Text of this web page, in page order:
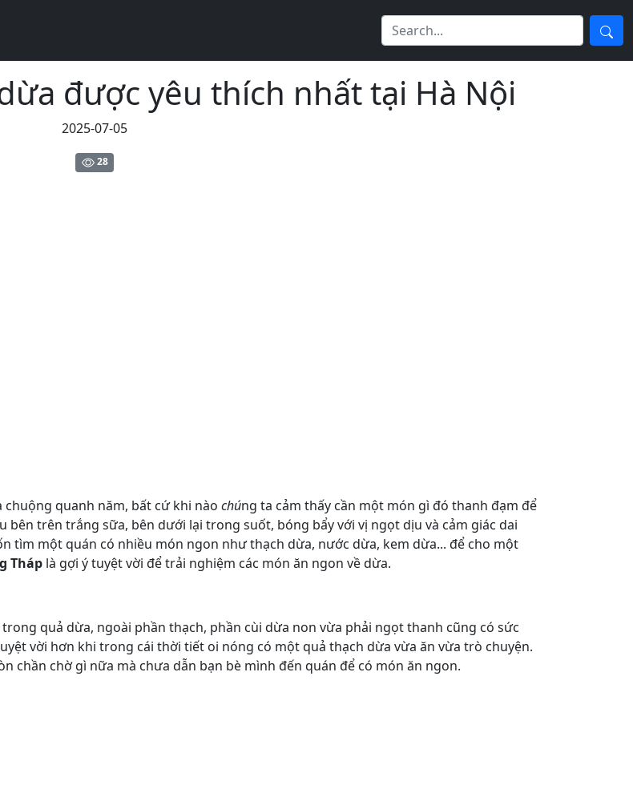
được yêu thích nhất tại Hà Nội
2025-07-05
28
quanh năm, bất cứ khi nào chúng ta cảm thấy cần một món gì đó thanh đạm để
bên trên trắng sữa, bên dưới lại trong suốt, bóng bẩy với vị ngọt dịu và cảm giác dai
tìm một quán có nhiều món ngon như thạch dừa, nước dừa, kem dừa... để cho một
Tháp là gợi ý tuyệt vời để trải nghiệm các món ăn ngon về dừa.
quả dừa, ngoài phần thạch, phần cùi dừa non vừa phải ngọt thanh cũng có sức
vời hơn khi trong cái thời tiết oi nóng có một quả thạch dừa vừa ăn vừa trò chuyện.
chần chờ gì nữa mà chưa dẫn bạn bè mình đến quán để có món ăn ngon.